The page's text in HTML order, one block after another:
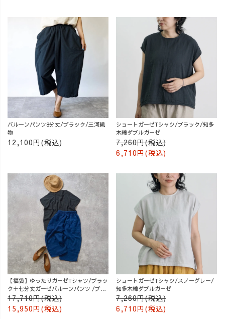
バルーンパンツ8分丈/ブラック/三河織
物
12,100円(税込)
ショートガーゼTシャツ/ブラック/知多
木綿ダブルガーゼ
7,260円(税込)
6,710円(税込)
【福袋】ゆったりガーゼTシャツ/ブラッ
ク＋七分丈ガーゼバルーンパンツ /ブル
ー
17,710円(税込)
15,950円(税込)
ショートガーゼTシャツ/スノーグレー/
知多木綿ダブルガーゼ
7,260円(税込)
6,710円(税込)